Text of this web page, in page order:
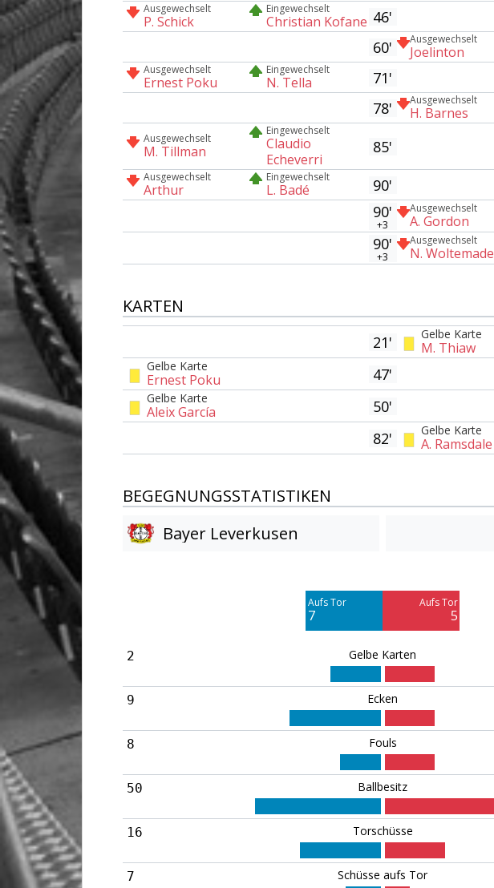
Ausgewechselt
P. Schick
Eingewechselt
Christian Kofane 46'
60'
Ausgewechselt
Joelinton
Ausgewechselt
Ernest Poku
Eingewechselt
N. Tella
71'
78'
Ausgewechselt
H. Barnes
Ausgewechselt
M. Tillman
Eingewechselt
Claudio
Echeverri
85'
Ausgewechselt
Arthur
Eingewechselt
L. Badé
90'
90'
+3
Ausgewechselt
A. Gordon
90'
+3
Ausgewechselt
N. Woltemade
KARTEN
21' Gelbe Karte
M. Thiaw
Gelbe Karte
Ernest Poku 47'
Gelbe Karte
Aleix García
50'
82'
Gelbe Karte
A. Ramsdale
BEGEGNUNGSSTATISTIKEN
Bayer Leverkusen
Aufs Tor
7
Aufs Tor
5
2 Gelbe Karten
9 Ecken
8 Fouls
50 Ballbesitz
16 Torschüsse
7 Schüsse aufs Tor